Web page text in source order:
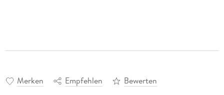
Merken Empfehlen Bewerten